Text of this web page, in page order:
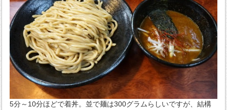
5分～10分ほどで着丼。並で麺は300グラムらしいですが、結構